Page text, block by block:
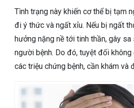
Tình trạng này khiến cơ thể bị tạm
đi ý thức và ngất xỉu. Nếu bị ngất
hưởng nặng nề tới tinh thần, gây
người bệnh. Do đó, tuyệt đối
các triệu chứng bệnh, cần khám và